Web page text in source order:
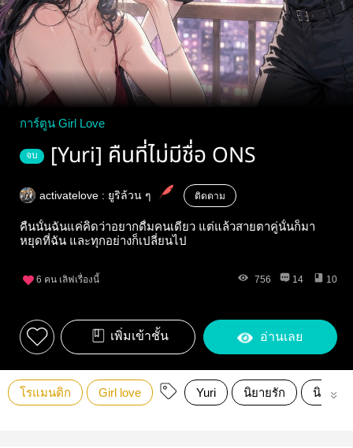
การ์ตูน Girl Love
จบ [Yuri] คืนที่ไม่มีชื่อ ONS
activatelove : ยูริล้วน ๆ ติดตาม
คืนนั้นฉันแค่คิดว่าอยากดื่มคนเดียว แต่แล้วสายตาคู่นั้นก็มา
หยุดที่ฉัน และทุกอย่างก็เปลี่ยนไป
6 คน เลิฟเรื่องนี้ 756 14 10
เพิ่มเข้าชั้น อ่านเลย
โรแมนติก Girl love Yuri นิยายรัก นิยายโ